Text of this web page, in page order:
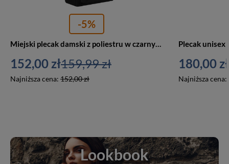
-5%
Miejski plecak damski z poliestru w czarnym kolorze, zawieszony na regulowanych szelkach - Peterson
152,00 zł
Najniższa cena: 152,00 zł
159,99 zł 180,00 zł
Najniższa cena:
Lookbook